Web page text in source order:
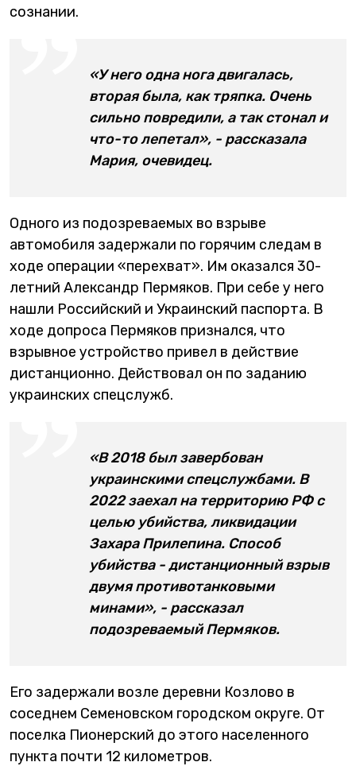
сознании.
«У него одна нога двигалась,
вторая была, как тряпка. Очень
сильно повредили, а так стонал и
что-то лепетал», - рассказала
Мария, очевидец.
Одного из подозреваемых во взрыве
автомобиля задержали по горячим следам в
ходе операции «перехват». Им оказался 30-
летний Александр Пермяков. При себе у него
нашли Российский и Украинский паспорта. В
ходе допроса Пермяков признался, что
взрывное устройство привел в действие
дистанционно. Действовал он по заданию
украинских спецслужб.
«В 2018 был завербован
украинскими спецслужбами. В
2022 заехал на территорию РФ с
целью убийства, ликвидации
Захара Прилепина. Способ
убийства - дистанционный взрыв
двумя противотанковыми
минами», - рассказал
подозреваемый Пермяков.
Его задержали возле деревни Козлово в
соседнем Семеновском городском округе. От
поселка Пионерский до этого населенного
пункта почти 12 километров.